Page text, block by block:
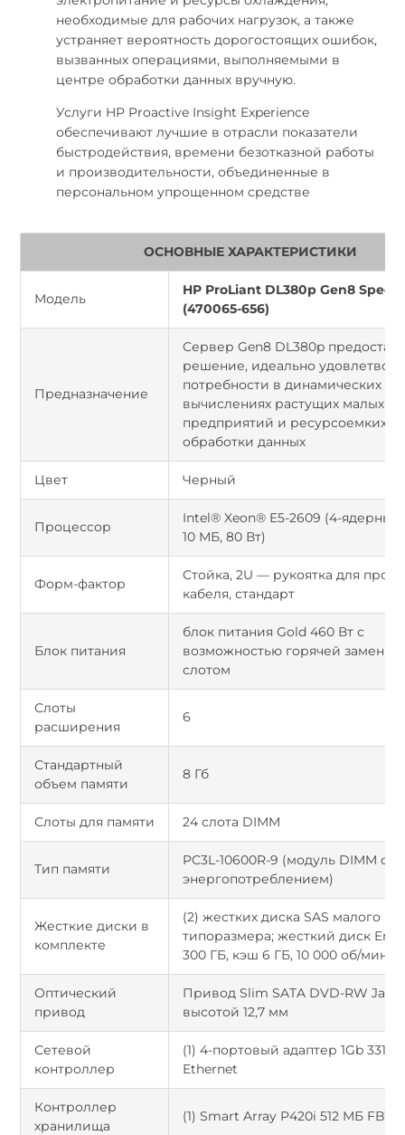
необходимые для рабочих нагрузок, а также
устраняет вероятность дорогостоящих ошибок,
вызванных операциями, выполняемыми в
центре обработки данных вручную.
Услуги HP Proactive Insight Experience
обеспечивают лучшие в отрасли показатели
быстродействия, времени безотказной работы
и производительности, объединенные в
персональном упрощенном средстве
ОСНОВНЫЕ ХАРАКТЕРИСТИКИ
Модель
HP ProLiant DL380p Gen8
(470065-656)
Предназначение
Сервер Gen8 DL380p
решение, идеально
потребности в динамических
вычислениях растущих малых
предприятий и ресурсоемких
обработки данных
Цвет Черный
Процессор
Intel® Xeon® E5-2609 (4-ядерный,
10 МБ, 80 Вт)
Форм-фактор
Стойка, 2U — рукоятка для
кабеля, стандарт
Блок питания
блок питания Gold 460 Вт с
возможностью горячей замены
слотом
Слоты
расширения
6
Стандартный
объем памяти
8 Гб
Слоты для памяти 24 слота DIMM
Тип памяти
PC3L-10600R-9 (модуль DIMM с
энергопотреблением)
Жесткие диски в
комплекте
(2) жестких диска SAS малого
типоразмера; жесткий диск
300 ГБ, кэш 6 ГБ, 10 000 об/мин,
Оптический
привод
Привод Slim SATA DVD-RW
высотой 12,7 мм
Сетевой
контроллер
(1) 4-портовый адаптер 1Gb
Ethernet
Контроллер
хранилища
(1) Smart Array P420i 512 МБ